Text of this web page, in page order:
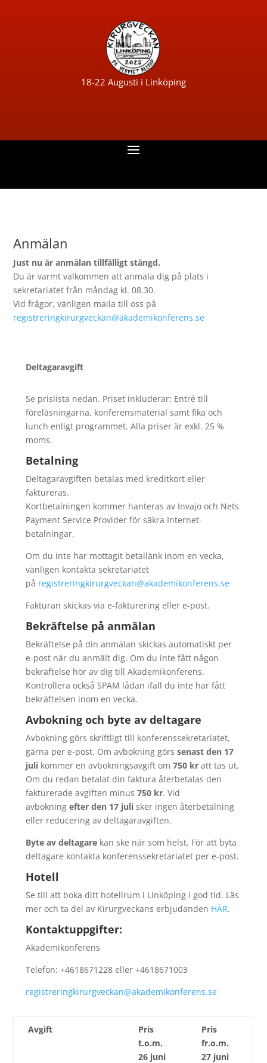
18-22 Augusti i Linköping
Anmälan
Just nu är anmälan tillfälligt stängd.
Du är varmt välkommen att anmäla dig på plats i
sekretariatet från måndag kl. 08.30.
Vid frågor, vänligen maila till oss på
registreringkirurgveckan@akademikonferens.se
Deltagaravgift
Se prislista nedan. Priset inkluderar: Entré till
föreläsningarna, konferensmaterial samt fika och
lunch enligt programmet. Alla priser är exkl. 25 %
moms.
Betalning
Deltagaravgiften betalas med kreditkort eller
faktureras.
Kortbetalningen kommer hanteras av Invajo och Nets
Payment Service Provider för säkra Internet-
betalningar.
Om du inte har mottagit betallänk inom en vecka,
vänligen kontakta sekretariatet
på registreringkirurgveckan@akademikonferens.se
Fakturan skickas via e-fakturering eller e-post.
Bekräftelse på anmälan
Bekräftelse på din anmälan skickas automatiskt per
e-post när du anmält dig. Om du inte fått någon
bekräftelse hör av dig till Akademikonferens.
Kontrollera också SPAM lådan ifall du inte har fått
bekräftelsen inom en vecka.
Avbokning och byte av deltagare
Avbokning görs skriftligt till konferenssekretariatet,
gärna per e-post. Om avbokning görs senast den 17
juli kommer en avbokningsavgift om 750 kr att tas ut.
Om du redan betalat din faktura återbetalas den
fakturerade avgiften minus 750 kr. Vid
avbokning efter den 17 juli sker ingen återbetalning
eller reducering av deltagaravgiften.
Byte av deltagare kan ske när som helst. För att byta
deltagare kontakta konferenssekretariatet per e-post.
Hotell
Se till att boka ditt hotellrum i Linköping i god tid. Läs
mer och ta del av Kirurgveckans erbjudanden HÄR.
Kontaktuppgifter:
Akademikonferens
Telefon: +4618671228 eller +4618671003
registreringkirurgveckan@akademikonferens.se
Avgift
Pris
t.o.m.
26 juni
Pris
fr.o.m.
27 juni